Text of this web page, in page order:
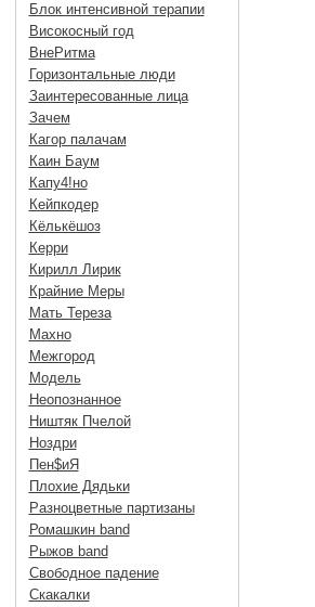
Блок интенсивной терапии
Високосный год
ВнеРитма
Горизонтальные люди
Заинтересованные лица
Зачем
Кагор палачам
Каин Баум
Капу4!но
Кейпкодер
Кёлькёшоз
Керри
Кирилл Лирик
Крайние Меры
Мать Тереза
Махно
Межгород
Модель
Неопознанное
Ништяк Пчелой
Ноздри
Пен$иЯ
Плохие Дядьки
Разноцветные партизаны
Ромашкин band
Рыжов band
Свободное падение
Скакалки